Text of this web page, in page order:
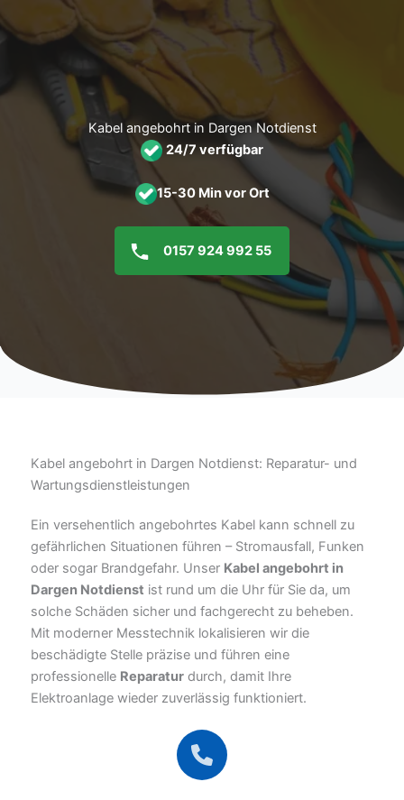
Inhalt
Kabel angebohrt in Dargen Notdienst
24/7 verfügbar
15-30 Min vor Ort
0157 924 992 55
Kabel angebohrt in Dargen Notdienst: Reparatur- und
Wartungsdienstleistungen
Ein versehentlich angebohrtes Kabel kann schnell zu
gefährlichen Situationen führen – Stromausfall, Funken
oder sogar Brandgefahr. Unser Kabel angebohrt in
Dargen Notdienst ist rund um die Uhr für Sie da, um
solche Schäden sicher und fachgerecht zu beheben.
Mit moderner Messtechnik lokalisieren wir die
beschädigte Stelle präzise und führen eine
professionelle Reparatur durch, damit Ihre
Elektroanlage wieder zuverlässig funktioniert.